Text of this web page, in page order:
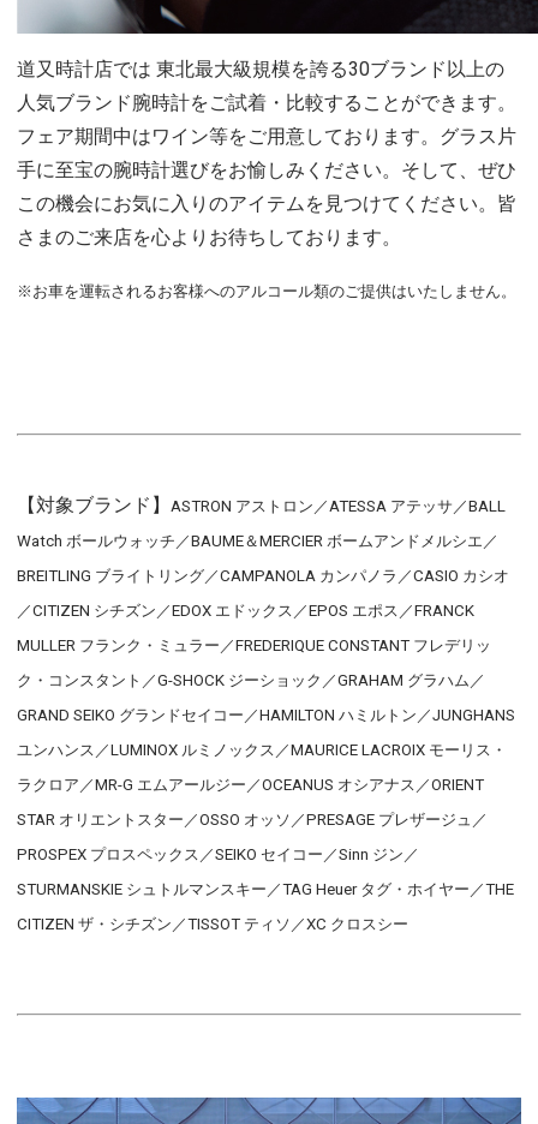
道又時計店では 東北最大級規模を誇る30ブランド以上の
人気ブランド腕時計をご試着・比較することができます。
フェア期間中はワイン等をご用意しております。グラス片
手に至宝の腕時計選びをお愉しみください。そして、ぜひ
この機会にお気に入りのアイテムを見つけてください。皆
さまのご来店を心よりお待ちしております。
※お車を運転されるお客様へのアルコール類のご提供はいたしません。
【対象ブランド】
ASTRON アストロン／ATESSA アテッサ／BALL
Watch ボールウォッチ／BAUME＆MERCIER ボームアンドメルシエ／
BREITLING ブライトリング／CAMPANOLA カンパノラ／CASIO カシオ
／CITIZEN シチズン／EDOX エドックス／EPOS エポス／FRANCK
MULLER フランク・ミュラー／FREDERIQUE CONSTANT フレデリッ
ク・コンスタント／G-SHOCK ジーショック／GRAHAM グラハム／
GRAND SEIKO グランドセイコー／HAMILTON ハミルトン／JUNGHANS
ユンハンス／LUMINOX ルミノックス／MAURICE LACROIX モーリス・
ラクロア／MR-G エムアールジー／OCEANUS オシアナス／ORIENT
STAR オリエントスター／OSSO オッソ／PRESAGE プレザージュ／
PROSPEX プロスペックス／SEIKO セイコー／Sinn ジン／
STURMANSKIE シュトルマンスキー／TAG Heuer タグ・ホイヤー／THE
CITIZEN ザ・シチズン／TISSOT ティソ／XC クロスシー